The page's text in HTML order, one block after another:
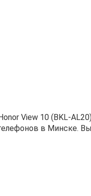
View 10 (BKL-
в Минске.